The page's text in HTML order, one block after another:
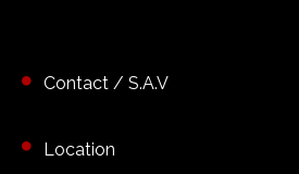
Contact / S.A.V
Location